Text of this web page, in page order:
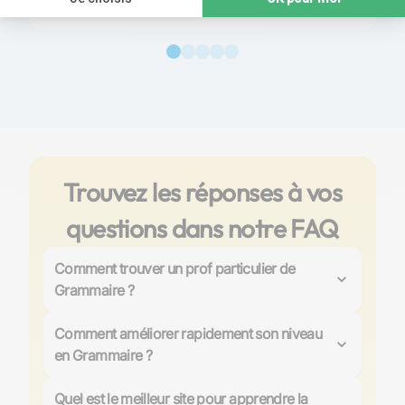
Trouvez les réponses à vos
questions dans notre FAQ
Comment trouver un prof particulier de
Grammaire ?
sur Les Sherpas, il vous suffit de renseigner cette
matière et le niveau souhaité, puis de sélectionner un
professeur en fonction de vos besoins (cursus, tarif,
professeur via son annonce pour organiser un premier
Comment améliorer rapidement son niveau
en Grammaire ?
suivi régulier, qui sont des forfaits d'heures de cours
Quel est le meilleur site pour apprendre la